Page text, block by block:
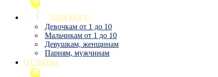
ДЛЯ КОГО
Девочкам от 1 до 10
Мальчикам от 1 до 10
Девушкам, женщинам
Парням, мужчинам
ОТЗЫВЫ